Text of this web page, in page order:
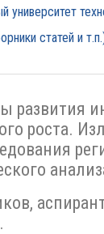
статей и
роста.